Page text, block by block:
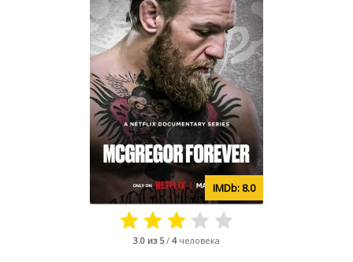
8.0
3.0 из 5/ 4 человека